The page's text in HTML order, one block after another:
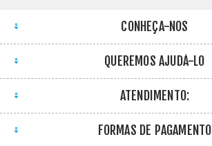
CONHEÇA-NOS
QUEREMOS AJUDÁ-LO
ATENDIMENTO:
FORMAS DE PAGAMENTO